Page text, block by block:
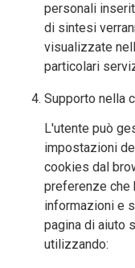
personali
di sintesi
visualizzate
particolari
Supporto nella
L'utente può
impostazioni
cookies dal
preferenze che
informazioni e
pagina di aiuto
utilizzando: